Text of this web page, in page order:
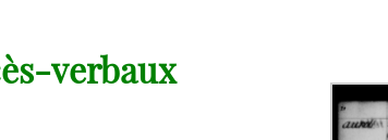
verbaux